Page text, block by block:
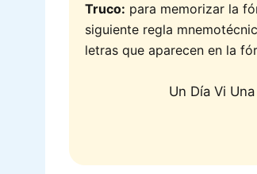
Truco: para memorizar la
siguiente regla
letras que aparecen en la
Un Día Vi